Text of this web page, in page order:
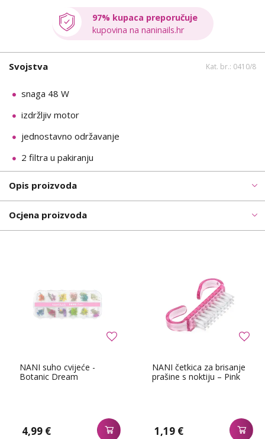
97% kupaca preporučuje
kupovina na naninails.hr
Svojstva Kat. br.: 0410/8
snaga 48 W
izdržljiv motor
jednostavno održavanje
2 filtra u pakiranju
Opis proizvoda
Ocjena proizvoda
NANI suho cvijeće -
Botanic Dream
4,99 €
NANI četkica za brisanje
prašine s noktiju – Pink
1,19 €